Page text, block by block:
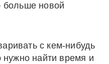
больше новой
с кем-нибудь
нужно найти время и